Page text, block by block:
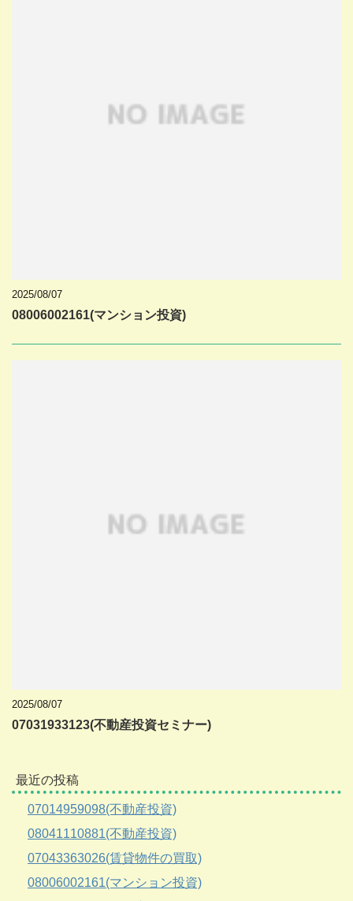
2025/08/07
08006002161(マンション投資)
2025/08/07
07031933123(不動産投資セミナー)
最近の投稿
07014959098(不動産投資)
08041110881(不動産投資)
07043363026(賃貸物件の買取)
08006002161(マンション投資)